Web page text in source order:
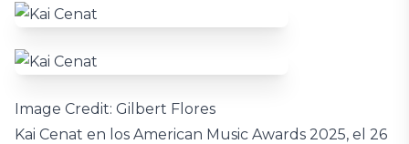
Image Credit: Gilbert Flores
Kai Cenat en los American Music Awards 2025, el 26